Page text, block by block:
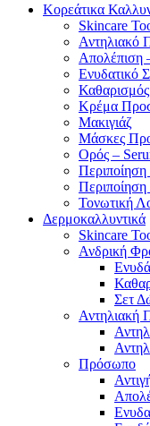
Κορεάτικα
Skincare
Αντηλιακό
Απολέπιση
Ενυδατικό
Κρέμα
Μακιγιάζ
Μάσκες
Ορός –
Περιποίηση
Τονωτική
Δερμοκαλλυντικά
Skincare
Ανδρική
Σετ
Αντηλιακή
Πρόσωπο